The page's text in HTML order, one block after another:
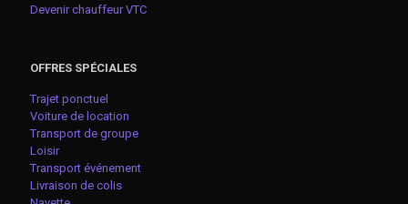
Devenir chauffeur VTC
OFFRES SPÉCIALES
Trajet ponctuel
Voiture de location
Transport de groupe
Loisir
Transport événement
Livraison de colis